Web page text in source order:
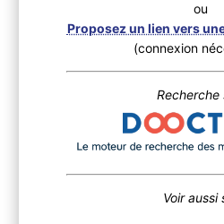
ou
Proposez un lien vers
(connexion
Recherche
Voir aussi